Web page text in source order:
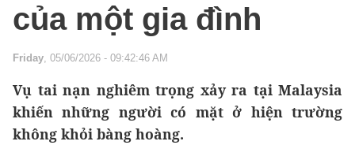
của một gia đình
Friday, 05/06/2026 - 09:42:46 AM
Vụ tai nạn nghiêm trọng xảy ra tại Malaysia
khiến những người có mặt ở hiện trường
không khỏi bàng hoàng.